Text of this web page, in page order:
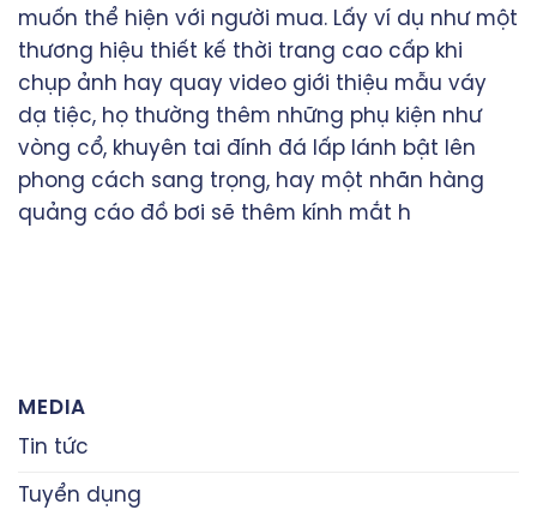
muốn thể hiện với người mua. Lấy ví dụ như một
thương hiệu thiết kế thời trang cao cấp khi
chụp ảnh hay quay video giới thiệu mẫu váy
dạ tiệc, họ thường thêm những phụ kiện như
vòng cổ, khuyên tai đính đá lấp lánh bật lên
phong cách sang trọng, hay một nhãn hàng
quảng cáo đồ bơi sẽ thêm kính mắt h
MEDIA
Tin tức
Tuyển dụng